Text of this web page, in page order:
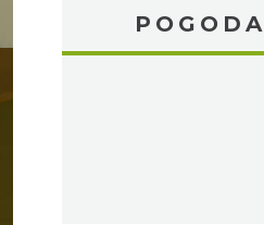
POGODA